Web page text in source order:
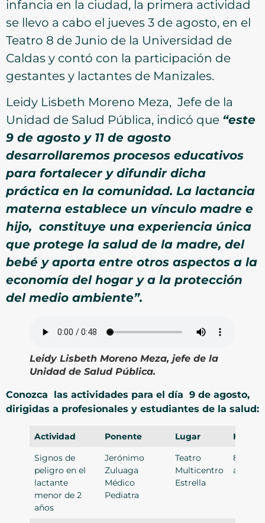
infancia en la ciudad, la primera actividad
se llevo a cabo el jueves 3 de agosto, en el
Teatro 8 de Junio de la Universidad de
Caldas y contó con la participación de
gestantes y lactantes de Manizales.
Leidy Lisbeth Moreno Meza, Jefe de la
Unidad de Salud Pública, indicó que “este
9 de agosto y 11 de agosto
desarrollaremos procesos educativos
para fortalecer y difundir dicha
práctica en la comunidad. La lactancia
materna establece un vínculo madre e
hijo, constituye una experiencia única
que protege la salud de la madre, del
bebé y aporta entre otros aspectos a la
economía del hogar y a la protección
del medio ambiente”.
Leidy Lisbeth Moreno Meza, jefe de la
Unidad de Salud Pública.
Conozca las actividades para el día 9 de agosto,
dirigidas a profesionales y estudiantes de la salud:
Actividad Ponente Lugar
Hora
Signos de
peligro en el
lactante
menor de 2
años
Jerónimo
Zuluaga
Médico
Pediatra
Teatro
Multicentro
Estrella
8:00
a.m.